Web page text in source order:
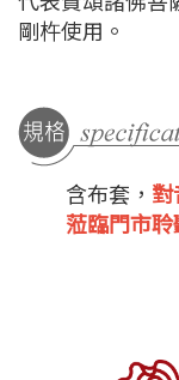
剛杵使用。
含布套，
蒞臨門市聆